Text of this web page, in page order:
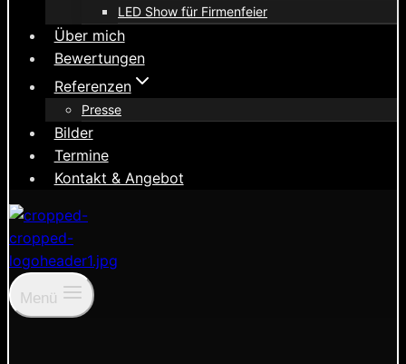
LED Show für Firmenfeier
Über mich
Bewertungen
Referenzen
Presse
Bilder
Termine
Kontakt & Angebot
Menü